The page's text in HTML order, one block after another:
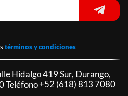
términos y condiciones
Hidalgo 419 Sur, Durango,
Teléfono+52 (618) 813 7080